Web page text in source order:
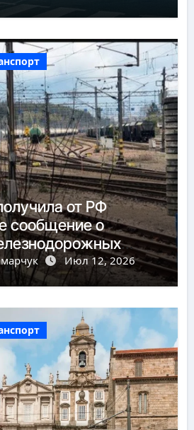
от РФ
сообщение о
Июл 12, 2026